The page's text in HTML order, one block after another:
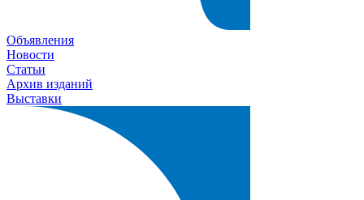
Объявления
Новости
Статьи
Архив изданий
Выставки